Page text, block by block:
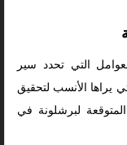
التي تحدد سير
يراها الأنسب لتحقيق
المتوقعة لبرشلونة في